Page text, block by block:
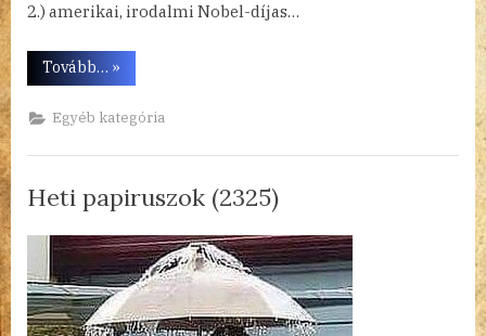
2.) amerikai, irodalmi Nobel-díjas…
Tovább… “Heti
»
Egyéb kategória
Heti papiruszok (2325)
Posted
2023.06.26.
By
admin
Nincs hozzászólása(z)
Heti
papiruszok
(2325)
bejegyzéshez